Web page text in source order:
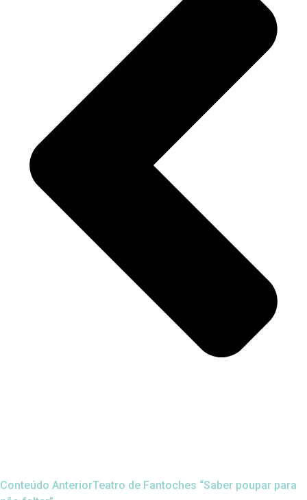
Conteúdo AnteriorTeatro de Fantoches “Saber poupar para